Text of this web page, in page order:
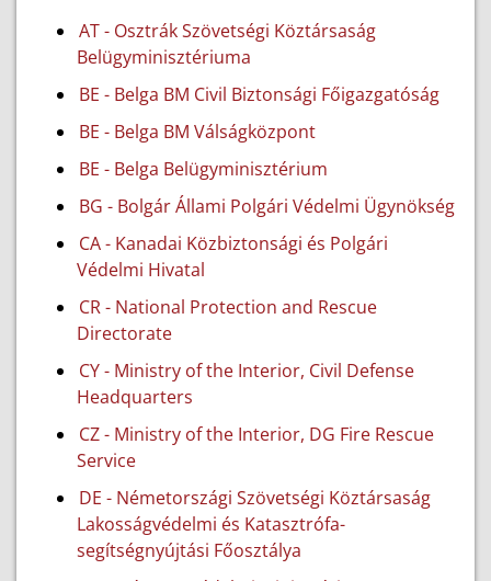
AT - Osztrák Szövetségi Köztársaság
Belügyminisztériuma
BE - Belga BM Civil Biztonsági Főigazgatóság
BE - Belga BM Válságközpont
BE - Belga Belügyminisztérium
BG - Bolgár Állami Polgári Védelmi Ügynökség
CA - Kanadai Közbiztonsági és Polgári
Védelmi Hivatal
CR - National Protection and Rescue
Directorate
CY - Ministry of the Interior, Civil Defense
Headquarters
CZ - Ministry of the Interior, DG Fire Rescue
Service
DE - Németországi Szövetségi Köztársaság
Lakosságvédelmi és Katasztrófa-
segítségnyújtási Főosztálya